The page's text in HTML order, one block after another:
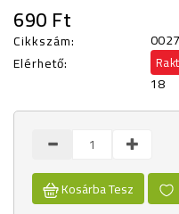
690 Ft
Cikkszám:
0027
Elérhető:
18
Kosárba Tesz